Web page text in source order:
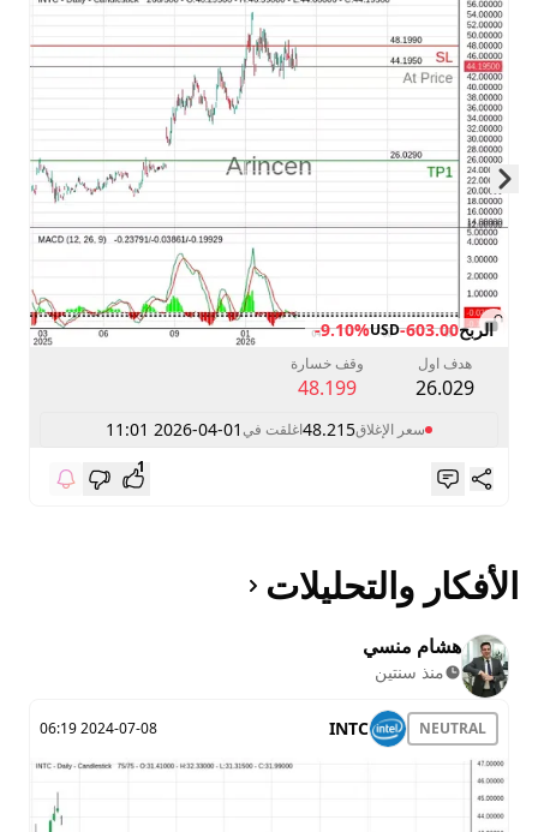
الربح-603.00
USD
-9.10%
هدف اول
26.029
وقف خسارة
48.199
سعر الإغلاق48.215اغلقت في 2026-04-01 11:01
1
Skip to next slide page
الأفكار والتحليلات
هشام منسي
منذ سنتين
NEUTRAL
INTC
2024-07-08 06:19